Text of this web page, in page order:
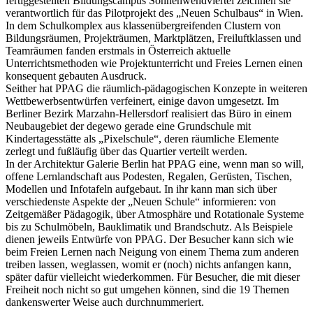
verantwortlich für das Pilotprojekt des „Neuen Schulbaus“ in Wien.
In dem Schulkomplex aus klassenübergreifenden Clustern von
Bildungsräumen, Projekträumen, Marktplätzen, Freiluftklassen und
Teamräumen fanden erstmals in Österreich aktuelle
Unterrichtsmethoden wie Projektunterricht und Freies Lernen einen
konsequent gebauten Ausdruck.
Seither hat PPAG die räumlich-pädagogischen Konzepte in weiteren
Wettbewerbsentwürfen verfeinert, einige davon umgesetzt. Im
Berliner Bezirk Marzahn-Hellersdorf realisiert das Büro in einem
Neubaugebiet der degewo gerade eine Grundschule mit
Kindertagesstätte als „Pixelschule“, deren räumliche Elemente
zerlegt und fußläufig über das Quartier verteilt werden.
In der Architektur Galerie Berlin hat PPAG eine, wenn man so will,
offene Lernlandschaft aus Podesten, Regalen, Gerüsten, Tischen,
Modellen und Infotafeln aufgebaut. In ihr kann man sich über
verschiedenste Aspekte der „Neuen Schule“ informieren: von
Zeitgemäßer Pädagogik, über Atmosphäre und Rotationale Systeme
bis zu Schulmöbeln, Bauklimatik und Brandschutz. Als Beispiele
dienen jeweils Entwürfe von PPAG. Der Besucher kann sich wie
beim Freien Lernen nach Neigung von einem Thema zum anderen
treiben lassen, weglassen, womit er (noch) nichts anfangen kann,
später dafür vielleicht wiederkommen. Für Besucher, die mit dieser
Freiheit noch nicht so gut umgehen können, sind die 19 Themen
dankenswerter Weise auch durchnummeriert.